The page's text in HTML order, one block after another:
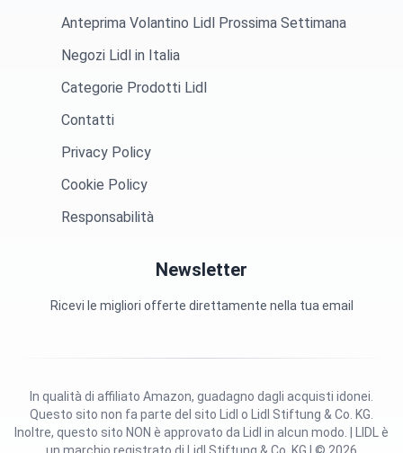
Anteprima Volantino Lidl Prossima Settimana
Negozi Lidl in Italia
Categorie Prodotti Lidl
Contatti
Privacy Policy
Cookie Policy
Responsabilità
Newsletter
Ricevi le migliori offerte direttamente nella tua email
Questo sito non fa parte del sito Lidl o Lidl Stiftung & Co. KG.
Inoltre, questo sito NON è approvato da Lidl in alcun modo. | LIDL è
un marchio registrato di Lidl Stiftung & Co. KG | © 2026
In qualità di affiliato Amazon, guadagno dagli acquisti idonei.